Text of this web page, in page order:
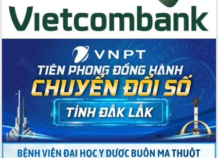
kiểm tra, chỉ đạo hoàn thành các dự
án cao tốc và thăm khu tái định cư tại
Đắk Lắk
Sôi nổi Hội đua ngựa truyền thống Gò
Thì Thùng mừng Xuân Bính Ngọ 2026
Lãnh đạo tỉnh dâng hương tưởng niệm
tại Đập Đồng Cam đầu Xuân Bính Ngọ
Ngành nông nghiệp phấn đấu tăng
trưởng đạt 5,86% trong năm 2026
UBND tỉnh Đắk Lắk triển khai công tác
quốc phòng, quân sự địa phương năm
2026
Đắk Lắk tập trung toàn lực khắc phục
tồn tại IUU, sẵn sàng làm việc với
Đoàn thanh tra EC